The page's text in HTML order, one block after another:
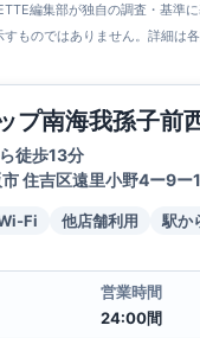
編集部が独自の調査・基準
ものではありません。詳細は
プ南海我孫子前
徒歩13分
住吉区遠里小野4ー9ー
Fi 他店舗利用 駅か
営業時間
24:00間